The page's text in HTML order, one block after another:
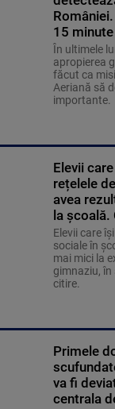
15
În ultimele
apropierea
făcut ca
Aeriană să
importante.
Elevii
rețelele
avea
la școală.
Elevii care
sociale în
mai mici la
gimnaziu, în
citire.
Primele
va fi
centrala